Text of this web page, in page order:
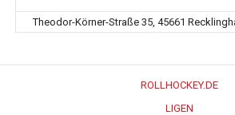
Theodor-Körner-Straße 35, 45661
ROLLHOCKEY.DE
LIGEN